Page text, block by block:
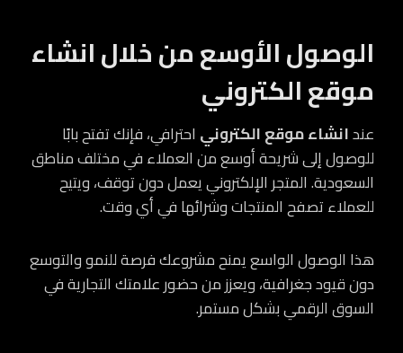
الوصول الأوسع من خلال انشاء
موقع الكتروني
عندانشاء موقع الكتروني احترافي، فإنك تفتح بابًا
للوصول إلى شريحة أوسع من العملاء في مختلف مناطق
السعودية. المتجر الإلكتروني يعمل دون توقف، ويتيح
للعملاء تصفح المنتجات وشرائها في أي وقت.
هذا الوصول الواسع يمنح مشروعك فرصة للنمو والتوسع
دون قيود جغرافية، ويعزز من حضور علامتك التجارية في
السوق الرقمي بشكل مستمر.